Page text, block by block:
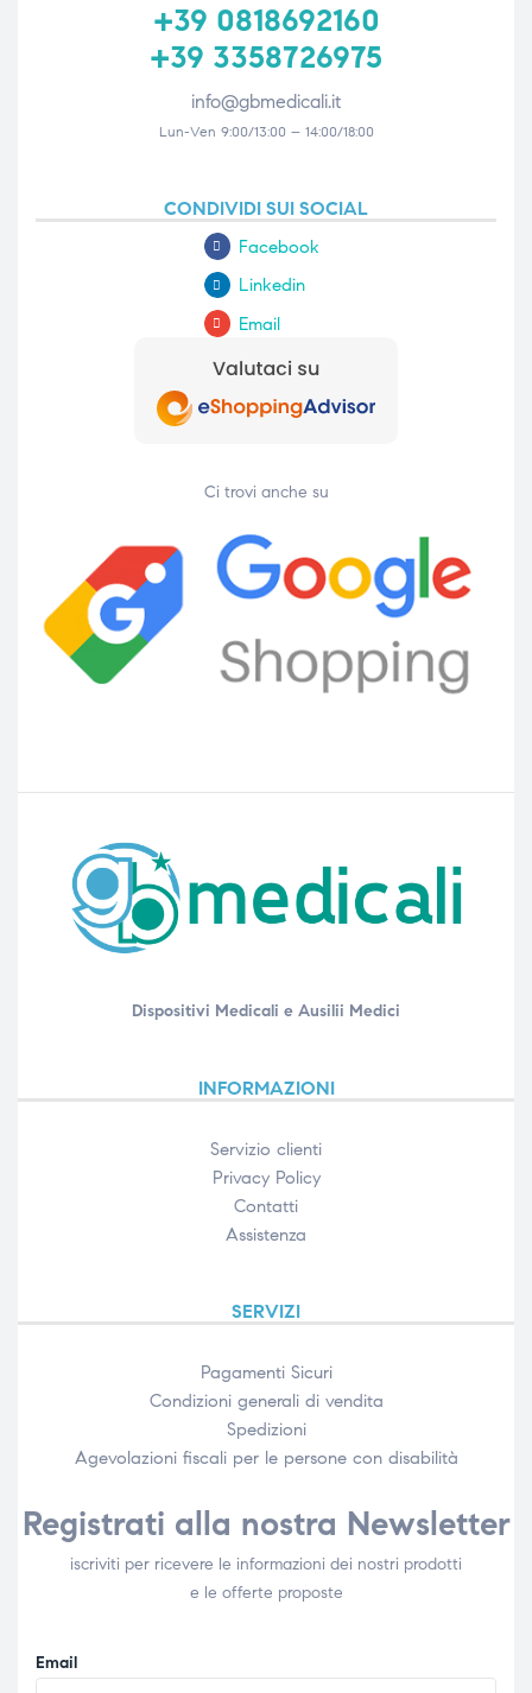
+39 0818692160
+39 3358726975
info@gbmedicali.it
Lun-Ven 9:00/13:00 – 14:00/18:00
CONDIVIDI SUI SOCIAL
Facebook
Linkedin
Email
Ci trovi anche su
Dispositivi Medicali e Ausilii Medici
INFORMAZIONI
Servizio clienti
Privacy Policy
Contatti
Assistenza
SERVIZI
Pagamenti Sicuri
Condizioni generali di vendita
Spedizioni
Agevolazioni fiscali per le persone con disabilità​
Registrati alla nostra Newsletter
iscriviti per ricevere le informazioni dei nostri prodotti
e le offerte proposte
Email